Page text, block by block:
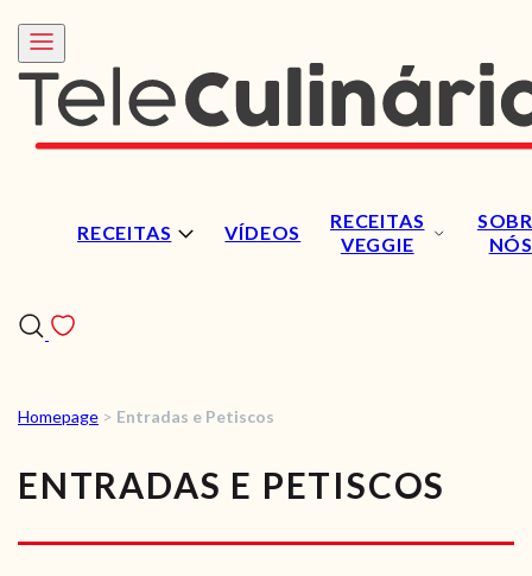
RECEITAS VÍDEOS
RECEITAS
VEGGIE
NÓS
RECEITAS
VÍDEOS
RECEITAS VEGGIE
Homepage > Entradas e Petiscos
ENTRADAS E PETISCOS